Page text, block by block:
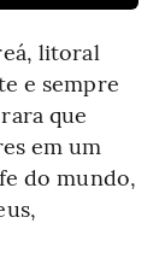
litoral
e sempre
que
em um
do mundo,